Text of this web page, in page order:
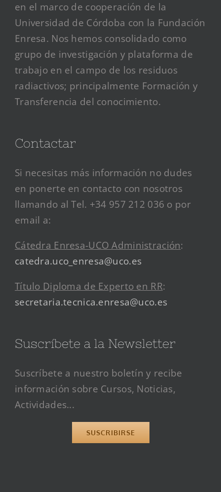
en el marco de cooperación de la
Universidad de Córdoba con la Fundación
Enresa. Nos hemos consolidado como
grupo de investigación y plataforma de
trabajo en el campo de los residuos
radiactivos; principalmente Formación y
Transferencia del conocimiento.
Contactar
Si necesitas más información no dudes
en ponerte en contacto con nosotros
llamando al Tel. +34 957 212 036 o por
email a:
Cátedra Enresa-UCO Administración:
catedra.uco_enresa@uco.es
Título Diploma de Experto en RR:
secretaria.tecnica.enresa@uco.es
Suscríbete a la Newsletter
Suscríbete a nuestro boletín y recibe
información sobre Cursos, Noticias,
Actividades...
SUSCRIBIRSE